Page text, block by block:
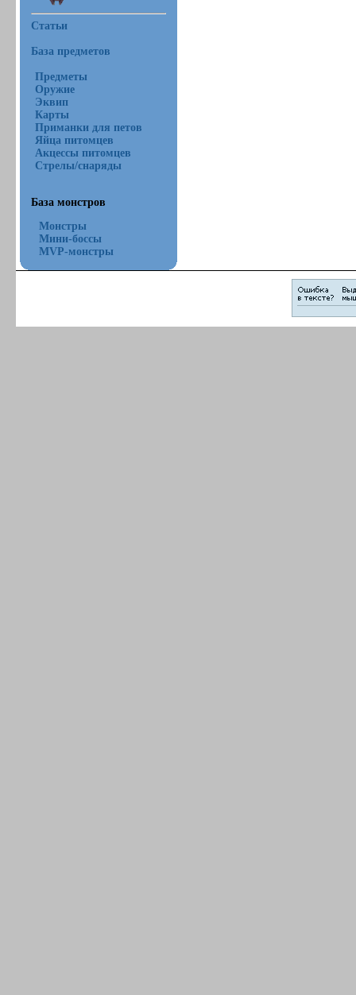
Статьи
База предметов
Предметы
Оружие
Эквип
Карты
Приманки для петов
Яйца питомцев
Акцессы питомцев
Стрелы/снаряды
База монстров
Монстры
Мини-боссы
MVP-монстры